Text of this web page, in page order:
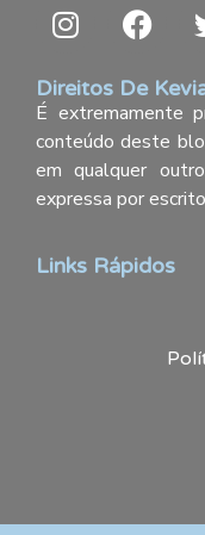
Direitos De
É extremamente
conteúdo deste
em qualquer
expressa por
Links Rápidos